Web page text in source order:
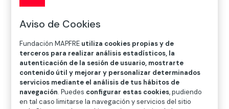
V
W X Y Z
Diccionario de seguros
Aviso de Cookies
Fundación MAPFRE utiliza cookies propias y de
terceros para realizar análisis estadísticos, la
autenticación de la sesión de usuario, mostrarte
contenido útil y mejorar y personalizar determinados
servicios mediante el análisis de tus hábitos de
navegación. Puedes configurar estas cookies, pudiendo
en tal caso limitarse la navegación y servicios del sitio